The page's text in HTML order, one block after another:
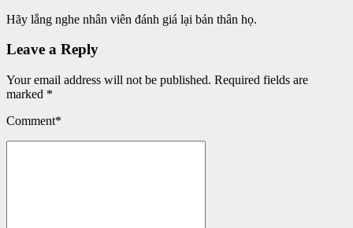
Hãy lắng nghe nhân viên đánh giá lại bản thân họ.
Leave a Reply
Your email address will not be published. Required fields are
marked *
Comment*